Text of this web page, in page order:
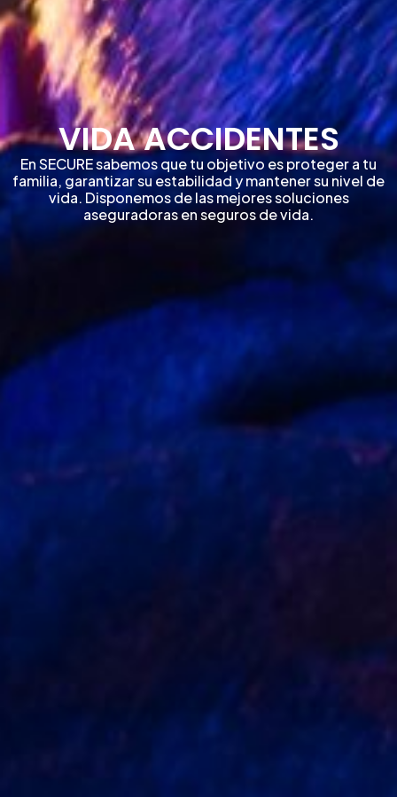
VIDA ACCIDENTES
En SECURE sabemos que tu objetivo es proteger a tu
familia, garantizar su estabilidad y mantener su nivel de
vida. Disponemos de las mejores soluciones
aseguradoras en seguros de vida.